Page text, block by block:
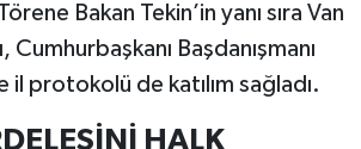
Bakan Tekin’in yanı sıra Van
Cumhurbaşkanı Başdanışmanı
il protokolü de katılım sağladı.
HALK